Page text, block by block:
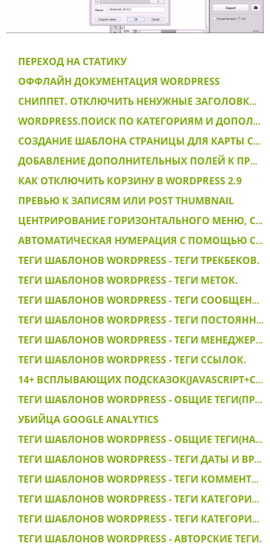
ПЕРЕХОД НА СТАТИКУ
ОФФЛАЙН ДОКУМЕНТАЦИЯ WORDPRESS
СНИППЕТ. ОТКЛЮЧИТЬ НЕНУЖНЫЕ ЗАГОЛОВКИ В WORDPRESS
WORDPRESS.ПОИСК ПО КАТЕГОРИЯМ И ДОПОЛНИТЕЛЬНЫМ ПОЛЯМ
CОЗДАНИЕ ШАБЛОНА СТРАНИЦЫ ДЛЯ КАРТЫ САЙТА
ДОБАВЛЕНИЕ ДОПОЛНИТЕЛЬНЫХ ПОЛЕЙ К ПРОФИЛЮ ПОЛЬЗОВАТЕЛЯ
КАК ОТКЛЮЧИТЬ КОРЗИНУ В WORDPRESS 2.9
ПРЕВЬЮ К ЗАПИСЯМ ИЛИ POST THUMBNAIL
ЦЕНТРИРОВАНИЕ ГОРИЗОНТАЛЬНОГО МЕНЮ, СПОСОБ 1, ПОЛЯ
АВТОМАТИЧЕСКАЯ НУМЕРАЦИЯ С ПОМОЩЬЮ CSS СЧЕТЧИКОВ
ТЕГИ ШАБЛОНОВ WORDPRESS - ТЕГИ ТРЕКБЕКОВ.
ТЕГИ ШАБЛОНОВ WORDPRESS - ТЕГИ МЕТОК.
ТЕГИ ШАБЛОНОВ WORDPRESS - ТЕГИ СООБЩЕНИЙ.
ТЕГИ ШАБЛОНОВ WORDPRESS - ТЕГИ ПОСТОЯННЫХ ССЫЛОК.
ТЕГИ ШАБЛОНОВ WORDPRESS - ТЕГИ МЕНЕДЖЕРА ССЫЛОК.
ТЕГИ ШАБЛОНОВ WORDPRESS - ТЕГИ ССЫЛОК.
14+ ВCПЛЫВАЮЩИХ ПОДСКАЗОК(JAVASCRIPT+CSS TOOLTIPS)
ТЕГИ ШАБЛОНОВ WORDPRESS - ОБЩИЕ ТЕГИ(ПРОДОЛЖЕНИЕ)
УБИЙЦА GOOGLE ANALYTICS
ТЕГИ ШАБЛОНОВ WORDPRESS - ОБЩИЕ ТЕГИ(НАЧАЛО).
ТЕГИ ШАБЛОНОВ WORDPRESS - ТЕГИ ДАТЫ И ВРЕМЕНИ.
ТЕГИ ШАБЛОНОВ WORDPRESS - ТЕГИ КОММЕНТАРИЕВ.
ТЕГИ ШАБЛОНОВ WORDPRESS - ТЕГИ КАТЕГОРИЙ(ПРОДОЛЖЕНИЕ).
ТЕГИ ШАБЛОНОВ WORDPRESS - ТЕГИ КАТЕГОРИЙ(НАЧАЛО).
ТЕГИ ШАБЛОНОВ WORDPRESS - АВТОРСКИЕ ТЕГИ.